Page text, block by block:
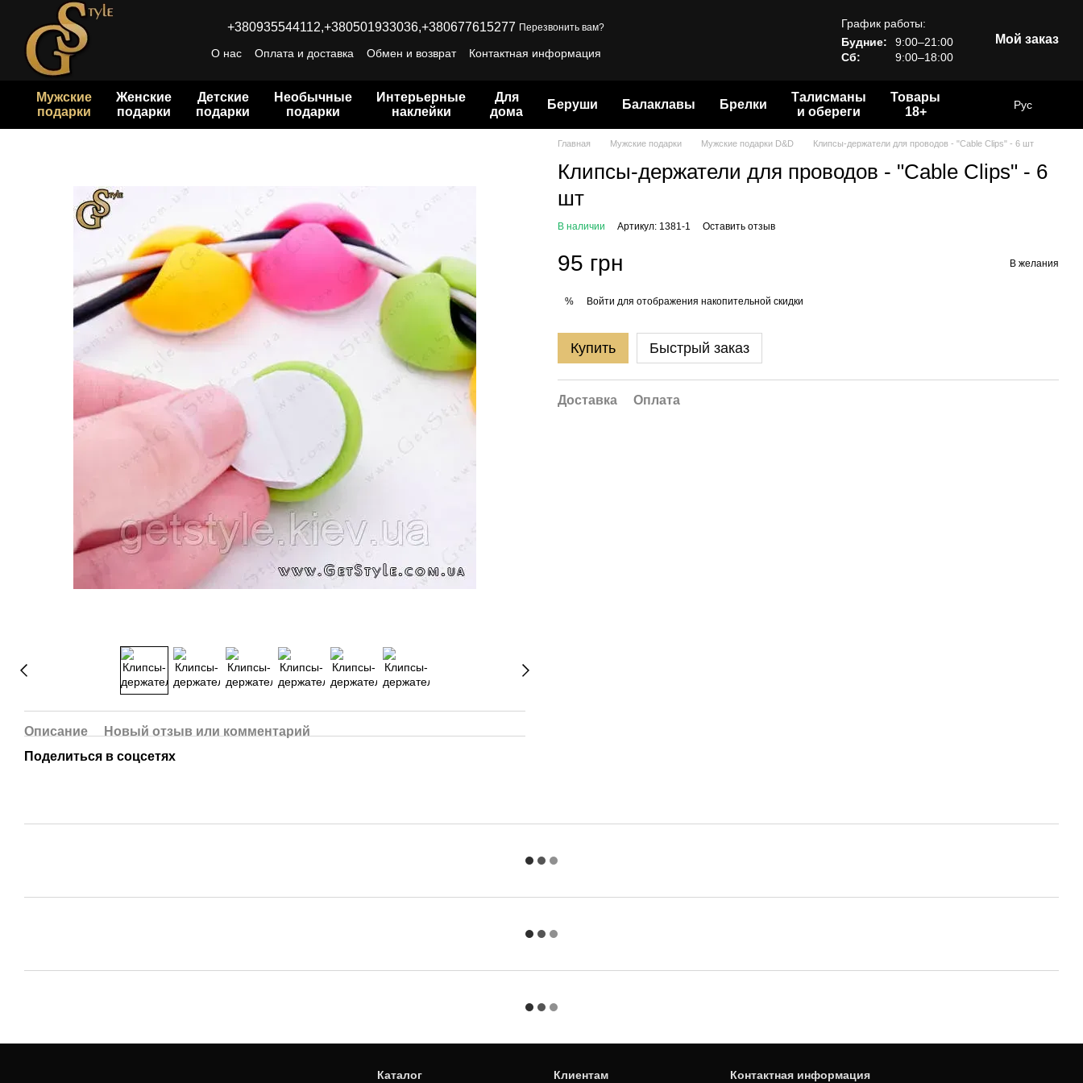
Перейти к основному контенту
+380935544112,+380501933036,+380677615277 Перезвонить вам?
О нас Оплата и доставка Обмен и возврат Контактная информация
График работы:
Будние:
9:00–21:00
Сб:
9:00–18:00
Мой заказ
Мужские
подарки
Женские
подарки
Детские
подарки
Необычные
подарки
Интерьерные
наклейки
Для
дома
Беруши Балаклавы Брелки
Талисманы
и обереги
Товары
18+
Рус
Описание
Новый отзыв или комментарий
Поделиться в соцсетях
Главная Мужские подарки Мужские подарки D&D Клипсы-держатели для проводов - "Cable Clips" - 6 шт
Клипсы-держатели для проводов - "Cable Clips" - 6
шт
В наличии Артикул: 1381-1 Оставить отзыв
95 грн В желания
% Войти для отображения накопительной скидки
Купить Быстрый заказ
Доставка Оплата
Каталог Клиентам Контактная информация